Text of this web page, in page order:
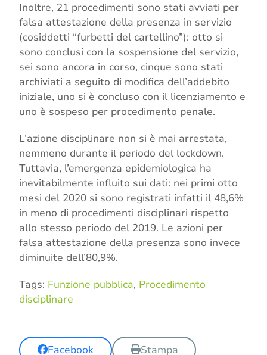
Inoltre, 21 procedimenti sono stati avviati per
falsa attestazione della presenza in servizio
(cosiddetti “furbetti del cartellino”): otto si
sono conclusi con la sospensione del servizio,
sei sono ancora in corso, cinque sono stati
archiviati a seguito di modifica dell’addebito
iniziale, uno si è concluso con il licenziamento e
uno è sospeso per procedimento penale.
L’azione disciplinare non si è mai arrestata,
nemmeno durante il periodo del lockdown.
Tuttavia, l’emergenza epidemiologica ha
inevitabilmente influito sui dati: nei primi otto
mesi del 2020 si sono registrati infatti il 48,6%
in meno di procedimenti disciplinari rispetto
allo stesso periodo del 2019. Le azioni per
falsa attestazione della presenza sono invece
diminuite dell’80,9%.
Tags: Funzione pubblica, Procedimento
disciplinare
Facebook
Stampa